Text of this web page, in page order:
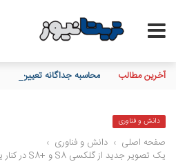
آخرین مطالب محاسبه جداگانه تعیین تکلیف 80 درصد برگه چک‌های کاغذی و الکترونیکی هنگام درخواست دسته چک
دانش و فناوری
صفحه اصلی › دانش و فناوری ›
یک تصویر جدید از گلکسی S8 و +S8 در کنار یکدیگر منتشر شد!